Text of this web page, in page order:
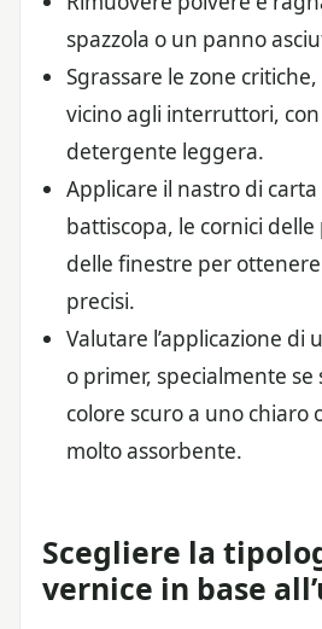
spazzola o un panno
Sgrassare le zone
vicino agli interruttori,
detergente leggera.
Applicare il nastro di
battiscopa, le cornici
delle finestre per
precisi.
Valutare l’applicazione di
o primer, specialmente se
colore scuro a uno chiaro
molto assorbente.
Scegliere la
vernice in base